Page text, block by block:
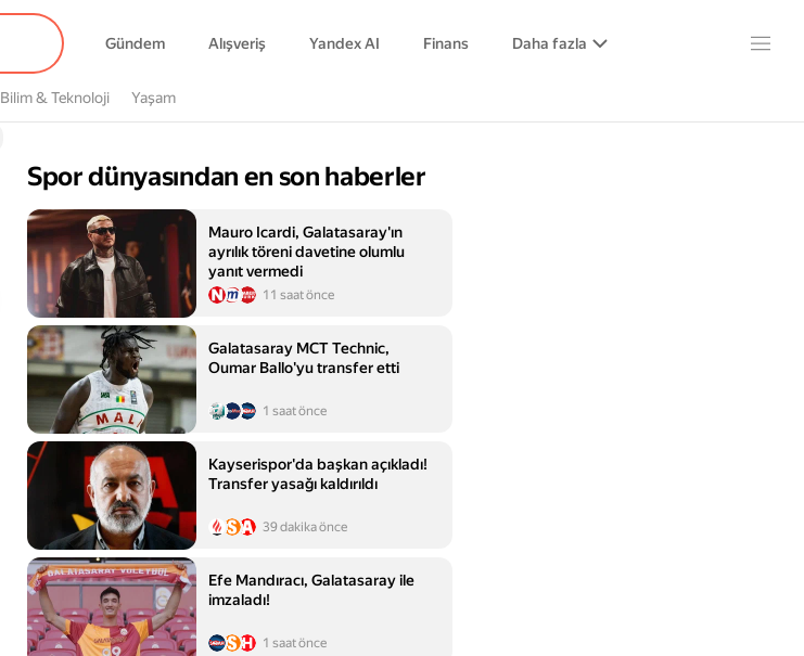
Gündem Alışveriş Yandex AI Finans Daha fazla
Bilim & Teknoloji Yaşam
Spor dünyasından en son haberler
Mauro Icardi, Galatasaray'ın
ayrılık töreni davetine olumlu
yanıt vermedi
11 saat önce
Galatasaray MCT Technic,
Oumar Ballo'yu transfer etti
1 saat önce
Kayserispor'da başkan açıkladı!
Transfer yasağı kaldırıldı
39 dakika önce
Efe Mandıracı, Galatasaray ile
imzaladı!
1 saat önce